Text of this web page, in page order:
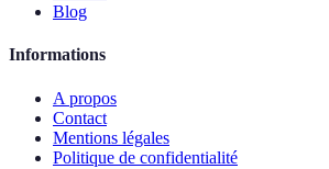
Blog
Informations
A propos
Contact
Mentions légales
Politique de confidentialité